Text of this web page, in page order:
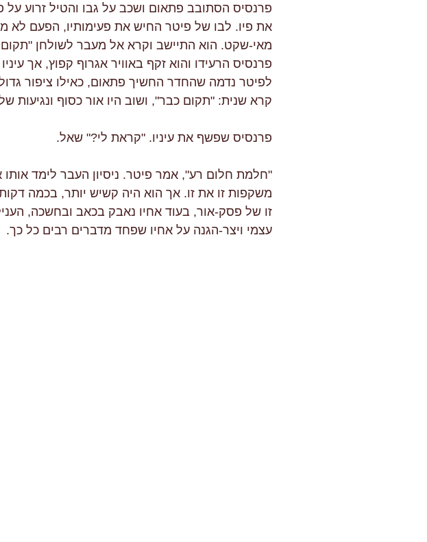
פרנסיס הסתובב פתאום ושכב על גבו והטיל זרוע על
את פיו. לבו של פיטר החיש את פעימותיו, הפעם לא
מאי-שקט. הוא התיישב וקרא אל מעבר לשולחן
פרנסיס הרעידו והוא זקף באוויר אגרוף קפוץ, אך
לפיטר נדמה שהחדר החשיך פתאום, כאילו ציפור
קרא שנית: "תקום כבר", ושוב היו אור כסוף ונגיעות
פרנסיס שפשף את עיניו. "קראת לי?" שאל.
"חלמת חלום רע", אמר פיטר. ניסיון העבר לימד אותו
משקפות זו את זו. אך הוא היה קשיש יותר, בכמה
זו של פסק-אור, בעוד אחיו נאבק בכאב ובחשכה,
עצמי ויצר-הגנה על אחיו שפחד מדברים רבים כל כך.